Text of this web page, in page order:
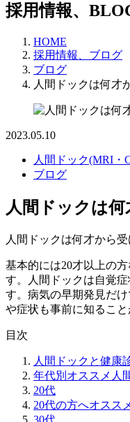
採用情報、
HOME
採用情報、ブログ
ブログ
人間ドックは何才
2023.05.10
人間ドック(MRI・
ブログ
人間ドックは
人間ドックは何才から
基本的には20才以上の
す。人間ドックは自覚
す。病気の早期発見だ
や症状も事前に知ること
目次
人間ドックと健康
年代別オススメ人
20代
20代の方へオスス
30代